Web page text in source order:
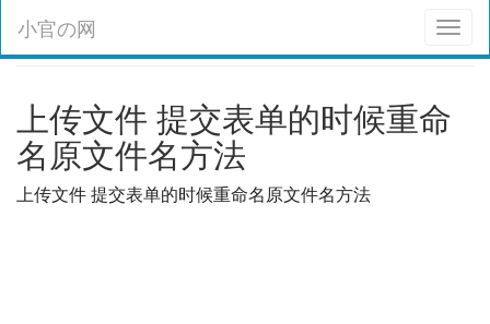
小官の网
上传文件 提交表单的时候重命
名原文件名方法
上传文件 提交表单的时候重命名原文件名方法